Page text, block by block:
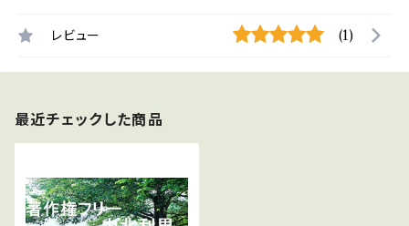
レビュー (1)
最近チェックした商品